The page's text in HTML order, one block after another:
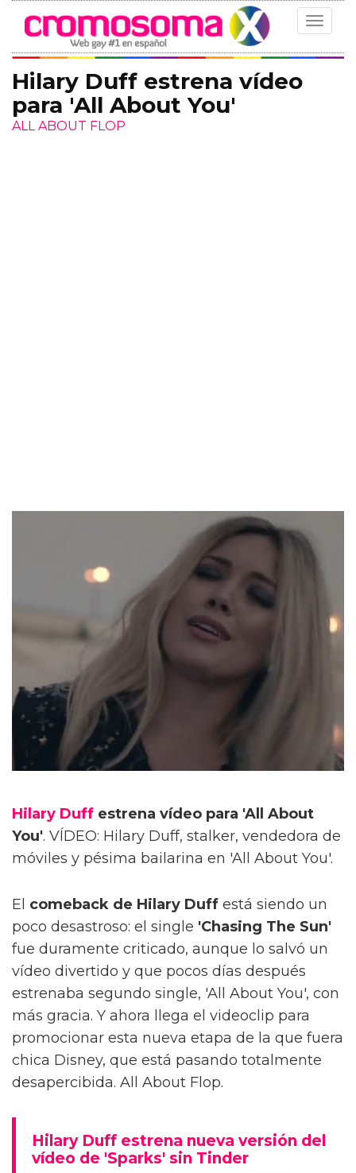
Toggle
Hilary Duff estrena vídeo
para 'All About You'
ALL ABOUT FLOP
Hilary Duff estrena vídeo para 'All About
You'. VÍDEO: Hilary Duff, stalker, vendedora de
móviles y pésima bailarina en 'All About You'.
El comeback de Hilary Duff está siendo un
poco desastroso: el single 'Chasing The Sun'
fue duramente criticado, aunque lo salvó un
vídeo divertido y que pocos días después
estrenaba segundo single, 'All About You', con
más gracia. Y ahora llega el videoclip para
promocionar esta nueva etapa de la que fuera
chica Disney, que está pasando totalmente
desapercibida. All About Flop.
Hilary Duff estrena nueva versión del
vídeo de 'Sparks' sin Tinder